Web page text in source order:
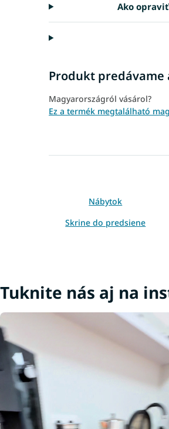
Ako
Produkt predávame
Magyarországról vásárol?
Ez a termék megtalálható
Nábytok
Skrine do predsiene
Vešiakové skrine
Tuknite nás aj na